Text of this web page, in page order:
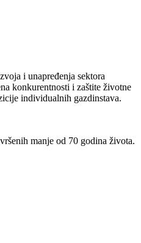
i unapređenja sektora
konkurentnosti i zaštite životne
individualnih gazdinstava.
manje od 70 godina života.